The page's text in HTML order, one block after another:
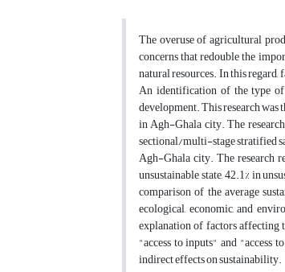
The overuse of agricultural
concerns that redouble the
natural resources. In this
An identification of the type of
development. This research
in Agh-Ghala city. The
sectional/multi-stage stratified
Agh-Ghala city. The research
unsustainable state, 42.1% in
comparison of the average
ecological, economic, and
explanation of factors
"access to inputs" and
indirect effects on sustainability.